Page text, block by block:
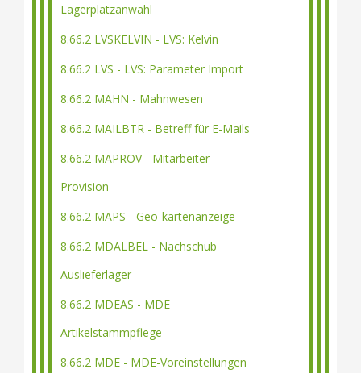
Lagerplatzanwahl
8.66.2 LVSKELVIN - LVS: Kelvin
8.66.2 LVS - LVS: Parameter Import
8.66.2 MAHN - Mahnwesen
8.66.2 MAILBTR - Betreff für E-Mails
8.66.2 MAPROV - Mitarbeiter
Provision
8.66.2 MAPS - Geo-kartenanzeige
8.66.2 MDALBEL - Nachschub
Auslieferläger
8.66.2 MDEAS - MDE
Artikelstammpflege
8.66.2 MDE - MDE-Voreinstellungen